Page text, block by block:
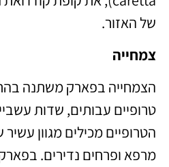
של האזור.
צמחייה
הצמחייה בפארק משתנה
טרופיים עבותים, שדות
הטרופיים מכילים מגוון
מרפא ופרחים נדירים.